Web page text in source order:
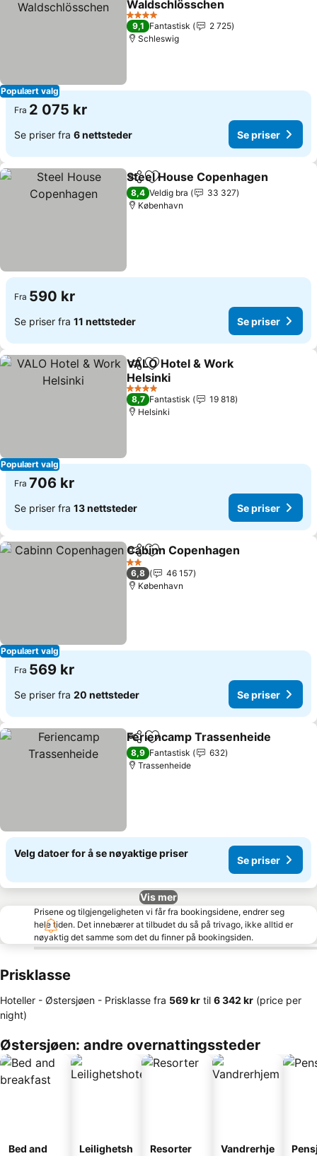
Populært valg
Waldschlösschen
4 Stjerner
9,1 Fantastisk
2 725
Schleswig
Fra 2 075 kr
Se priser fra 6 nettsteder Se priser
Del Legg til i favoritter
Steel House Copenhagen
8,4 Veldig bra
33 327
København
Fra 590 kr
Se priser fra 11 nettsteder Se priser
Populært valg
Del Legg til i favoritter
VALO Hotel & Work
Helsinki
4 Stjerner
8,7 Fantastisk
19 818
Helsinki
Fra 706 kr
Se priser fra 13 nettsteder Se priser
Populært valg
Del Legg til i favoritter
Cabinn Copenhagen
2 Stjerner
6,8
46 157
København
Fra 569 kr
Se priser fra 20 nettsteder Se priser
Del Legg til i favoritter
Feriencamp Trassenheide
8,9 Fantastisk
632
Trassenheide
Velg datoer for å se nøyaktige priser
Se priser
Vis mer
Prisene og tilgjengeligheten vi får fra bookingsidene, endrer seg
hele tiden. Det innebærer at tilbudet du så på trivago, ikke alltid er
nøyaktig det samme som det du finner på bookingsiden.
Prisklasse
Hoteller - Østersjøen - Prisklasse fra ‎569 kr til ‎6 342 kr (price per
night)
Østersjøen: andre overnattingssteder
Bed and
Leilighetsh
Resorter
Vandrerhje